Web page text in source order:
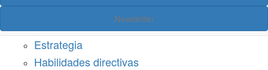
Newsletter
Estrategia
Habilidades directivas